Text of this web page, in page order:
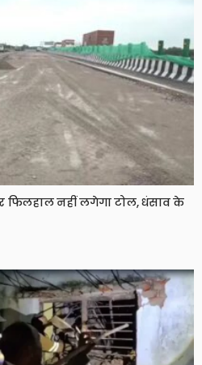
नहीं लगेगा टोल, धंसाव के